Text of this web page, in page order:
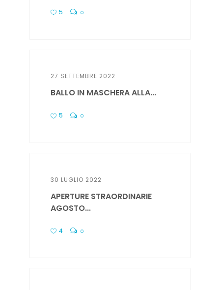
5 0
27 SETTEMBRE 2022
BALLO IN MASCHERA ALLA...
5 0
30 LUGLIO 2022
APERTURE STRAORDINARIE
AGOSTO...
4 0